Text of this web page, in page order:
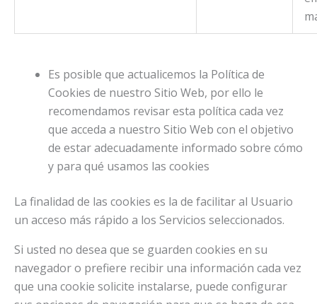
Es posible que actualicemos la Política de
Cookies de nuestro Sitio Web, por ello le
recomendamos revisar esta política cada vez
que acceda a nuestro Sitio Web con el objetivo
de estar adecuadamente informado sobre cómo
y para qué usamos las cookies
La finalidad de las cookies es la de facilitar al Usuario
un acceso más rápido a los Servicios seleccionados.
Si usted no desea que se guarden cookies en su
navegador o prefiere recibir una información cada vez
que una cookie solicite instalarse, puede configurar